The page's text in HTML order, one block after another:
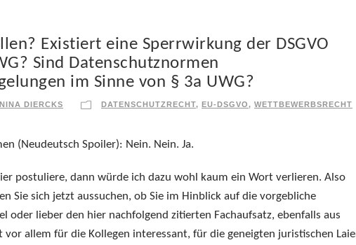
Existiert eine Sperrwirkung der DSGVO
Sind Datenschutznormen
im Sinne von § 3a UWG?
NINA DIERCKS DATENSCHUTZRECHT, EU-DSGVO, WETTBEWERBSRECHT
(Neudeutsch Spoiler): Nein. Nein. Ja.
postuliere, dann würde ich dazu wohl kaum ein Wort verlieren. Also
Sie sich jetzt aussuchen, ob Sie im Hinblick auf die vorgebliche
oder lieber den hier nachfolgend zitierten Fachaufsatz, ebenfalls aus
allem für die Kollegen interessant, für die geneigten juristischen